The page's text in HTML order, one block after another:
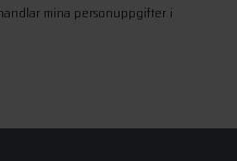
mina personuppgifter i